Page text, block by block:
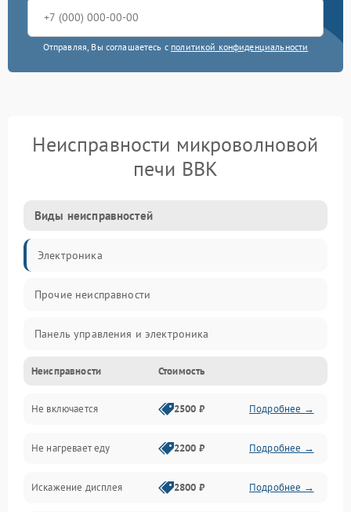
Отправляя, Вы соглашаетесь с политикой конфиденциальности
Неисправности микроволновой
печи BBK
Виды неисправностей
Электроника
Прочие неисправности
Панель управления и электроника
Дверца и корпус
Механика и внутренние элементы
Механические повреждения
Питание и запуск
Неисправности Стоимость
Не включается 2500 ₽ Подробнее →
Не нагревает еду 2200 ₽ Подробнее →
Искажение дисплея 2800 ₽ Подробнее →